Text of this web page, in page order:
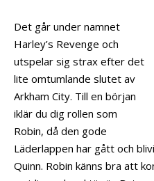
Det går under namnet
Harley’s Revenge och
utspelar sig strax efter det
lite omtumlande slutet av
Arkham City. Till en början
iklär du dig rollen som
Robin, då den gode
Läderlappen har gått och
Quinn. Robin känns bra att